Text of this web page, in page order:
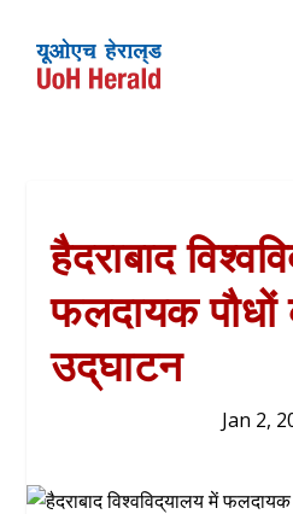
हैदराबाद
फलदायक पौधों
उद्‌घाटन
Jan 2,